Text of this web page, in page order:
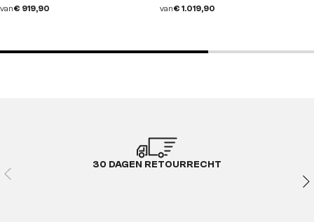
van€ 919,90 van€ 1.019,90
30 DAGEN RETOURRECHT